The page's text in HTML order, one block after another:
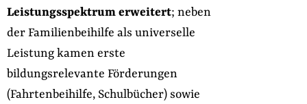
Leistungsspektrum erweitert; neben
der Familienbeihilfe als universelle
Leistung kamen erste
bildungsrelevante Förderungen
(Fahrtenbeihilfe, Schulbücher) sowie